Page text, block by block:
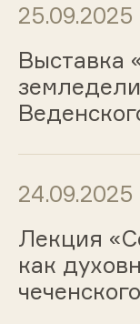
25.09.2025
Выставка
24.09.2025
Лекция
как